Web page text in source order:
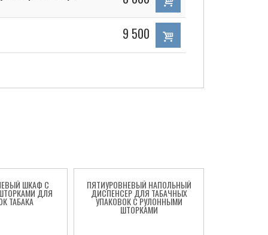
9 500
ШКАФ С
ДЛЯ
ТАБАКА
ПЯТИУРОВНЕВЫЙ НАПОЛЬНЫЙ
ДИСПЕНСЕР ДЛЯ ТАБАЧНЫХ
УПАКОВОК С РУЛОННЫМИ
ШТОРКАМИ